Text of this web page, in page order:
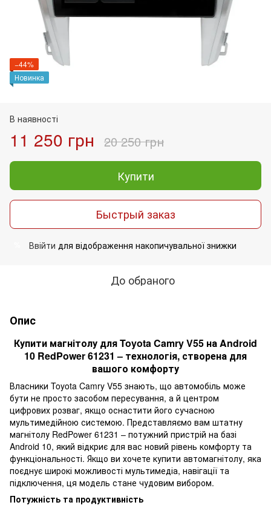
−44%
Новинка
В наявності
11 250 грн 20 250 грн
Купити
Быстрый заказ
Ввійти для відображення накопичувальної знижки
До обраного
Опис
Купити магнітолу для Toyota Camry V55 на Android
10 RedPower 61231 – технологія, створена для
вашого комфорту
Власники Toyota Camry V55 знають, що автомобіль може
бути не просто засобом пересування, а й центром
цифрових розваг, якщо оснастити його сучасною
мультимедійною системою. Представляємо вам штатну
магнітолу RedPower 61231 – потужний пристрій на базі
Android 10, який відкриє для вас новий рівень комфорту та
функціональності. Якщо ви хочете купити автомагнітолу, яка
поєднує широкі можливості мультимедіа, навігації та
підключення, ця модель стане чудовим вибором.
Потужність та продуктивність